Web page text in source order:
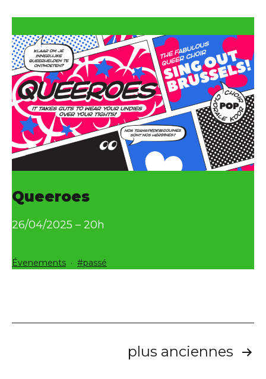
Queeroes
26/04/2025 – 20h
Catégorisé
Évenements Étiqueté
passé
Paginationplus anciennes